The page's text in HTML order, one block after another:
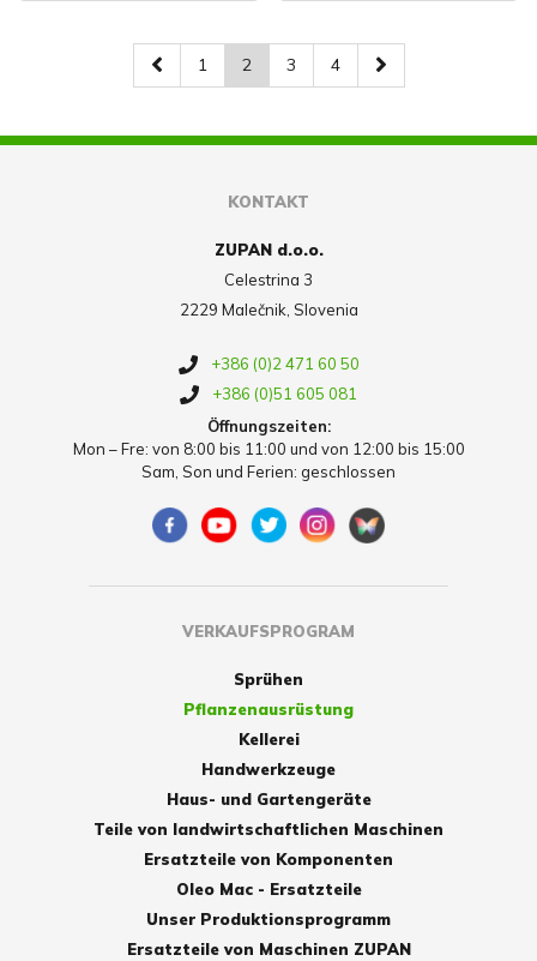
1 2 3 4
KONTAKT
ZUPAN d.o.o.
Celestrina 3
2229 Malečnik, Slovenia
+386 (0)2 471 60 50
+386 (0)51 605 081
Öffnungszeiten:
Mon – Fre: von 8:00 bis 11:00 und von 12:00 bis 15:00
Sam, Son und Ferien: geschlossen
VERKAUFSPROGRAM
Sprühen
Pflanzenausrüstung
Kellerei
Handwerkzeuge
Haus- und Gartengeräte
Teile von landwirtschaftlichen Maschinen
Ersatzteile von Komponenten
Oleo Mac - Ersatzteile
Unser Produktionsprogramm
Ersatzteile von Maschinen ZUPAN